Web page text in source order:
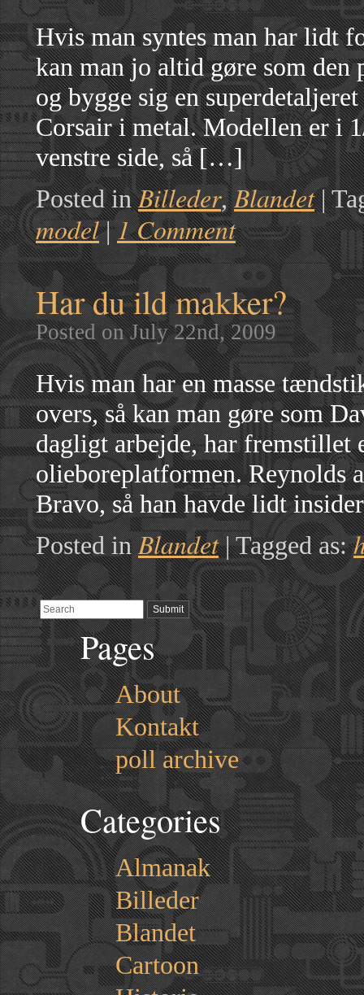
Hvis man syntes man har lidt
kan man jo altid gøre som den
og bygge sig en
Corsair i metal. Modellen er i
venstre side, så […]
Posted in Billeder,Blandet |
model | 1 Comment
Har du ild makker?
Posted on July 22nd, 2009
Hvis man har en masse
overs, så kan man gøre som
dagligt arbejde, har fremstillet
olieboreplatformen. Reynolds
Bravo, så han havde lidt
Posted in Blandet | Tagged as:
Pages
About
Kontakt
poll archive
Categories
Almanak
Billeder
Blandet
Cartoon